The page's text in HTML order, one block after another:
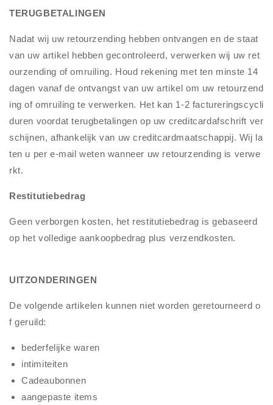
TERUGBETALINGEN
Nadat wij uw retourzending hebben ontvangen en de staat
van uw artikel hebben gecontroleerd, verwerken wij uw ret
ourzending of omruiling. Houd rekening met ten minste 14
dagen vanaf de ontvangst van uw artikel om uw retourzend
ing of omruiling te verwerken. Het kan 1-2 factureringscycli
duren voordat terugbetalingen op uw creditcardafschrift ver
schijnen, afhankelijk van uw creditcardmaatschappij. Wij la
ten u per e-mail weten wanneer uw retourzending is verwe
rkt.
Restitutiebedrag
Geen verborgen kosten, het restitutiebedrag is gebaseerd
op het volledige aankoopbedrag plus verzendkosten.
UITZONDERINGEN
De volgende artikelen kunnen niet worden geretourneerd o
f geruild:
bederfelijke waren
intimiteiten
Cadeaubonnen
aangepaste items